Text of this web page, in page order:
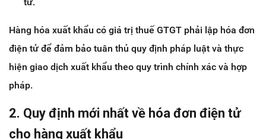
Hàng hóa xuất khẩu có giá trị thuế GTGT phải lập hóa đơn
điện tử để đảm bảo tuân thủ quy định pháp luật và thực
hiện giao dịch xuất khẩu theo quy trình chính xác và hợp
pháp.
2. Quy định mới nhất về hóa đơn điện tử
cho hàng xuất khẩu